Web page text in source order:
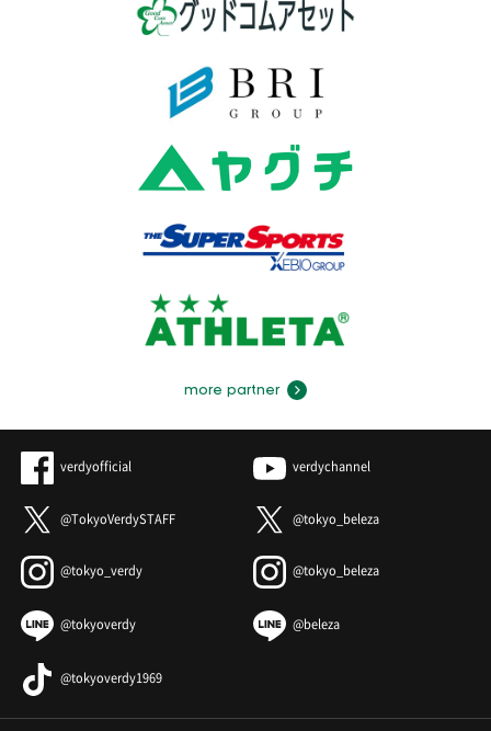
more partner
verdyofficial verdychannel
@TokyoVerdySTAFF @tokyo_beleza
@tokyo_verdy @tokyo_beleza
@tokyoverdy @beleza
@tokyoverdy1969